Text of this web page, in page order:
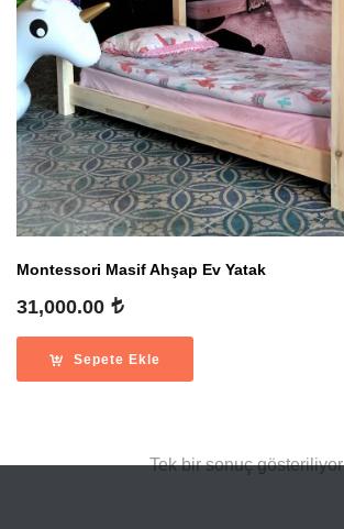
Montessori Masif Ahşap Ev Yatak
31,000.00
Sepete Ekle
Tek bir sonuç gösteriliyor